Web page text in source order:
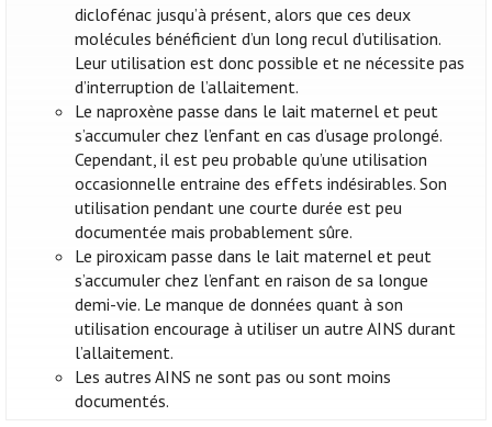
diclofénac jusqu’à présent, alors que ces deux
molécules bénéficient d’un long recul d’utilisation.
Leur utilisation est donc possible et ne nécessite pas
d’interruption de l’allaitement.
Le naproxène passe dans le lait maternel et peut
s’accumuler chez l’enfant en cas d’usage prolongé.
Cependant, il est peu probable qu’une utilisation
occasionnelle entraine des effets indésirables. Son
utilisation pendant une courte durée est peu
documentée mais probablement sûre.
Le piroxicam passe dans le lait maternel et peut
s’accumuler chez l’enfant en raison de sa longue
demi-vie. Le manque de données quant à son
utilisation encourage à utiliser un autre AINS durant
l’allaitement.
Les autres AINS ne sont pas ou sont moins
documentés.